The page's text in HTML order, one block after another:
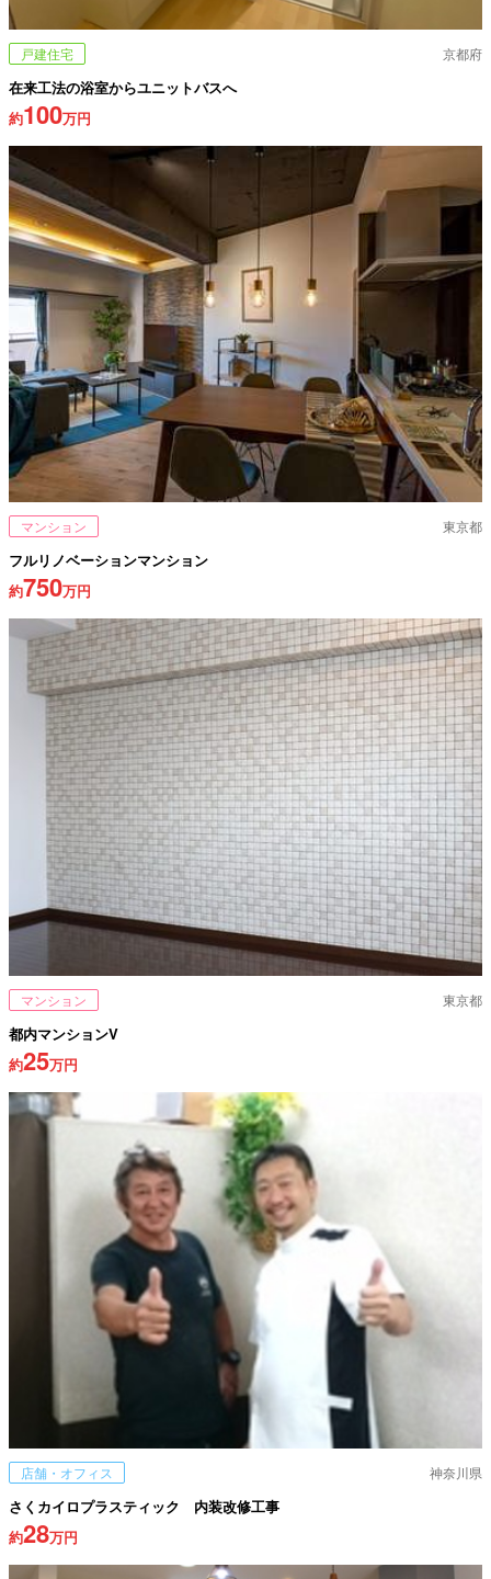
戸建住宅 京都府
在来工法の浴室からユニットバスへ
約100万円
マンション 東京都
フルリノベーションマンション
約750万円
マンション 東京都
都内マンションV
約25万円
店舗・オフィス 神奈川県
さくカイロプラスティック 内装改修工事
約28万円